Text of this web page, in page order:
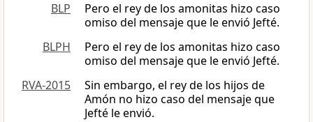
BLP
Pero el rey de los amonitas hizo caso
omiso del mensaje que le envió Jefté.
BLPH
Pero el rey de los amonitas hizo caso
omiso del mensaje que le envió Jefté.
RVA-2015
Sin embargo, el rey de los hijos de
Amón no hizo caso del mensaje que
Jefté le envió.